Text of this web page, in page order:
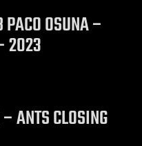
OSUNA –
2023
ANTS CLOSING